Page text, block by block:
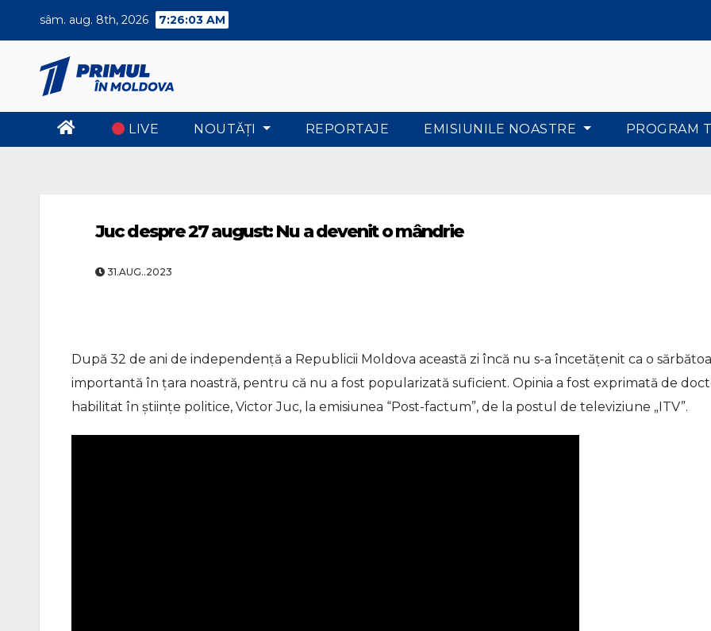
sâm. aug. 8th, 2026 7:26:04 AM
LIVE NOUTĂŢI REPORTAJE EMISIUNILE NOASTRE PROGRAM
Juc despre 27 august: Nu a devenit o mândrie
31.AUG..2023
După 32 de ani de independență a Republicii Moldova această zi încă nu s-a încetățenit ca o
importantă în țara noastră, pentru că nu a fost popularizată suficient. Opinia a fost exprimată de
habilitat în științe politice, Victor Juc, la emisiunea “Post-factum”, de la postul de televiziune „ITV”.